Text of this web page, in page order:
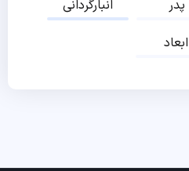
انبارگردانی
پدر
ابعاد